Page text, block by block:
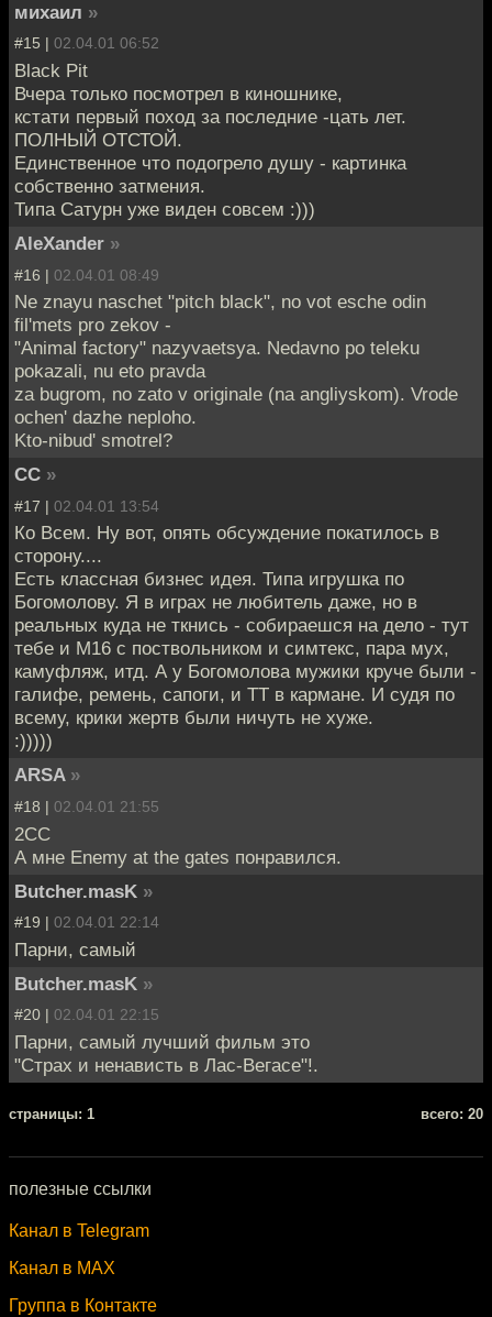
михаил »
#15 | 02.04.01 06:52
Black Pit
Вчера только посмотрел в киношнике,
кстати первый поход за последние -цать лет.
ПОЛНЫЙ ОТСТОЙ.
Единственное что подогрело душу - картинка
собственно затмения.
Типа Сатурн уже виден совсем :)))
AleXander »
#16 | 02.04.01 08:49
Ne znayu naschet "pitch black", no vot esche odin
fil'mets pro zekov -
"Animal factory" nazyvaetsya. Nedavno po teleku
pokazali, nu eto pravda
za bugrom, no zato v originale (na angliyskom). Vrode
ochen' dazhe neploho.
Kto-nibud' smotrel?
CC »
#17 | 02.04.01 13:54
Ко Всем. Ну вот, опять обсуждение покатилось в
сторону....
Есть классная бизнес идея. Типа игрушка по
Богомолову. Я в играх не любитель даже, но в
реальных куда не ткнись - собираешся на дело - тут
тебе и М16 с поствольником и симтекс, пара мух,
камуфляж, итд. А у Богомолова мужики круче были -
галифе, ремень, сапоги, и ТТ в кармане. И судя по
всему, крики жертв были ничуть не хуже.
:)))))
ARSA »
#18 | 02.04.01 21:55
2СС
А мне Enemy at the gates понравился.
Butcher.masK »
#19 | 02.04.01 22:14
Парни, самый
Butcher.masK »
#20 | 02.04.01 22:15
Парни, самый лучший фильм это
"Страх и ненависть в Лас-Вегасе"!.
cтраницы: 1 всего: 20
полезные ссылки
Канал в Telegram
Канал в MAX
Группа в Контакте